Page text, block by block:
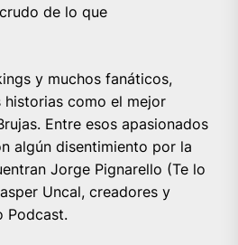
de lo que
y muchos fanáticos,
historias como el mejor
Entre esos apasionados
algún disentimiento por la
Jorge Pignarello (Te lo
Uncal, creadores y
Podcast.